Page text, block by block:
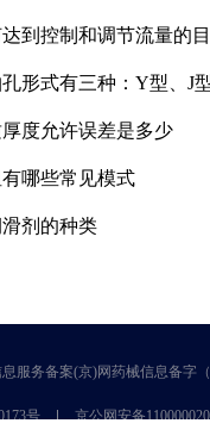
到控制和调节流量的
形式有三种：Y型、J
度允许误差是多少
哪些常见模式
剂的种类
服务备案(京)网药械信息备字
号 京公网安备